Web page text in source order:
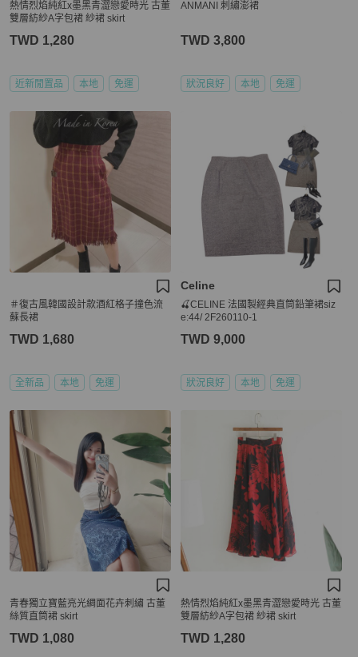
熱情烈焰純紅x墨黑青澀戀愛時光 古董
雙層紡紗A字包裙 紗裙 skirt
TWD 1,280
近新閒置品 本地 免運
ANMANI 刺繡澎裙
TWD 3,800
狀況良好 本地 免運
＃復古風韓國設計款酒紅格子撞色流
蘇長裙
TWD 1,680
全新品 本地 免運
Celine
🍒CELINE 法國製經典直筒鉛筆裙siz
e:44/ 2F260110-1
TWD 9,000
狀況良好 本地 免運
青春獨立寶藍亮光綢面花卉刺繡 古董
絲質直筒裙 skirt
TWD 1,080
熱情烈焰純紅x墨黑青澀戀愛時光 古董
雙層紡紗A字包裙 紗裙 skirt
TWD 1,280